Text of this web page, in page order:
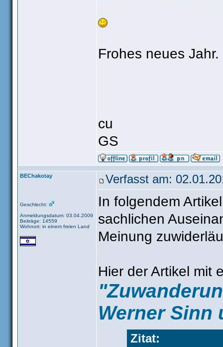
Frohes neues Jahr.
cu
GS
BEChakotay
Geschlecht:
Anmeldungsdatum: 03.04.2009
Beiträge: 14559
Wohnort: in einem freien Land
Verfasst am:
In folgendem
sachlichen
Meinung
Hier der Artikel mit
Werner
Zitat: